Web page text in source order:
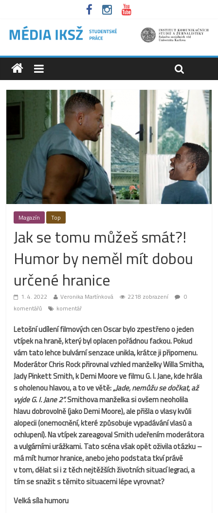
Magazín Top
Jak se tomu můžeš smát?!
Humor by neměl mít dobou
určené hranice
1. 4. 2022 Veronika Martínková 2218 zobrazení
0
komentářů
komentář
Letošní udílení filmových cen Oscar bylo zpestřeno o jeden
vtípek na hraně, který byl oplacen pořádnou fackou. Pokud
vám tato lehce bulvární senzace unikla, krátce ji připomenu.
Moderátor Chris Rock přirovnal vzhled manželky Willa Smitha,
Jady Pinkett Smith, k Demi Moore ve filmu G. I. Jane, kde hrála
s oholenou hlavou, a to ve větě:„Jade, nemůžu se dočkat, až
vyjde G. I. Jane 2“.Smithova manželka si ovšem neoholila
hlavu dobrovolně (jako Demi Moore), ale přišla o vlasy kvůli
alopecii (onemocnění, které způsobuje vypadávání vlasů a
ochlupení). Na vtípek zareagoval Smith udeřením moderátora
a vulgárními urážkami. Tato scéna však opět oživila otázku –
má mít humor hranice, anebo jeho podstata tkví právě
v tom, dělat si i z těch nejtěžších životních situací legraci, a
tím se snažit s těmito situacemi lépe vyrovnat?
Velká síla humoru